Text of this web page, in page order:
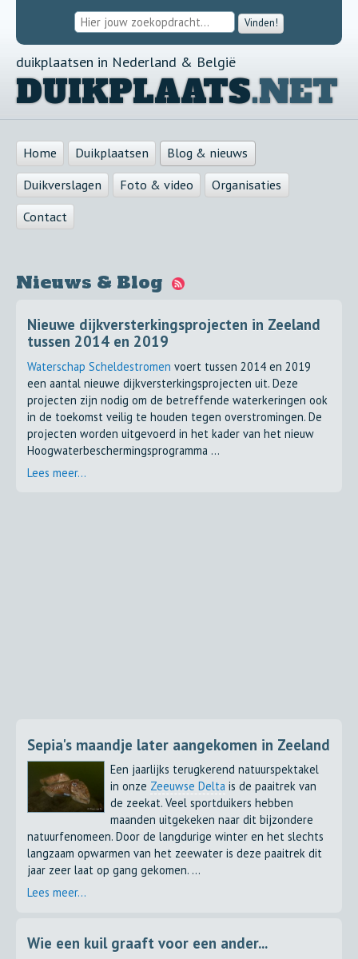
Vinden!
duikplaatsen in Nederland & België
DUIKPLAATS.NET
Home Duikplaatsen
Blog & nieuws
Duikverslagen
Foto & video
Organisaties
Contact
Nieuws & Blog
Nieuwe dijkversterkingsprojecten in Zeeland
tussen 2014 en 2019
Waterschap Scheldestromen voert tussen 2014 en 2019
een aantal nieuwe dijkversterkingsprojecten uit. Deze
projecten zijn nodig om de betreffende waterkeringen ook
in de toekomst veilig te houden tegen overstromingen. De
projecten worden uitgevoerd in het kader van het nieuw
Hoogwaterbeschermingsprogramma ...
Lees meer...
Sepia's maandje later aangekomen in Zeeland
Een jaarlijks terugkerend natuurspektakel
in onze Zeeuwse Delta is de paaitrek van
de zeekat. Veel sportduikers hebben
maanden uitgekeken naar dit bijzondere
natuurfenomeen. Door de langdurige winter en het slechts
langzaam opwarmen van het zeewater is deze paaitrek dit
jaar zeer laat op gang gekomen. ...
Lees meer...
Wie een kuil graaft voor een ander...